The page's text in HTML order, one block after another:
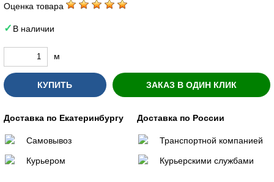
Оценка товара
В наличии
м
КУПИТЬ ЗАКАЗ В ОДИН КЛИК
Доставка по Екатеринбургу
Самовывоз
Курьером
Доставка по России
Транспортной компанией
Курьерскими службами